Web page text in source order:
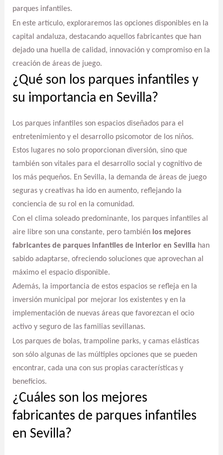
parques infantiles.
En este artículo, exploraremos las opciones disponibles en la
capital andaluza, destacando aquellos fabricantes que han
dejado una huella de calidad, innovación y compromiso en la
creación de áreas de juego.
¿Qué son los parques infantiles y
su importancia en Sevilla?
Los parques infantiles son espacios diseñados para el
entretenimiento y el desarrollo psicomotor de los niños.
Estos lugares no solo proporcionan diversión, sino que
también son vitales para el desarrollo social y cognitivo de
los más pequeños. En Sevilla, la demanda de áreas de juego
seguras y creativas ha ido en aumento, reflejando la
conciencia de su rol en la comunidad.
Con el clima soleado predominante, los parques infantiles al
aire libre son una constante, pero también los mejores
fabricantes de parques infantiles de interior en Sevilla han
sabido adaptarse, ofreciendo soluciones que aprovechan al
máximo el espacio disponible.
Además, la importancia de estos espacios se refleja en la
inversión municipal por mejorar los existentes y en la
implementación de nuevas áreas que favorezcan el ocio
activo y seguro de las familias sevillanas.
Los parques de bolas, trampoline parks, y camas elásticas
son sólo algunas de las múltiples opciones que se pueden
encontrar, cada una con sus propias características y
beneficios.
¿Cuáles son los mejores
fabricantes de parques infantiles
en Sevilla?